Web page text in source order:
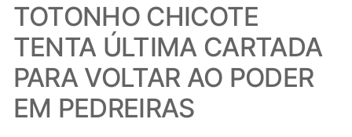
TOTONHO CHICOTE
TENTA ÚLTIMA CARTADA
PARA VOLTAR AO PODER
EM PEDREIRAS